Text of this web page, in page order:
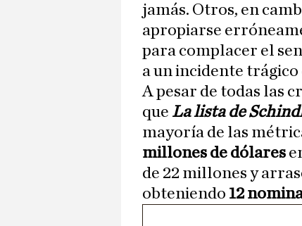
jamás. Otros, en
apropiarse
para complacer el
a un incidente trágico
A pesar de todas las
que La lista de
mayoría de las
millones de dólares
de 22 millones y
obteniendo 12